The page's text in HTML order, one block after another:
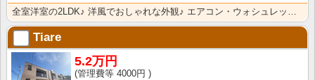
全室洋室の2LDK♪ 洋風でおしゃれな外観♪ エアコン・ウォシュレットなど設備充実♪
Tiare
5.2万円
4000円